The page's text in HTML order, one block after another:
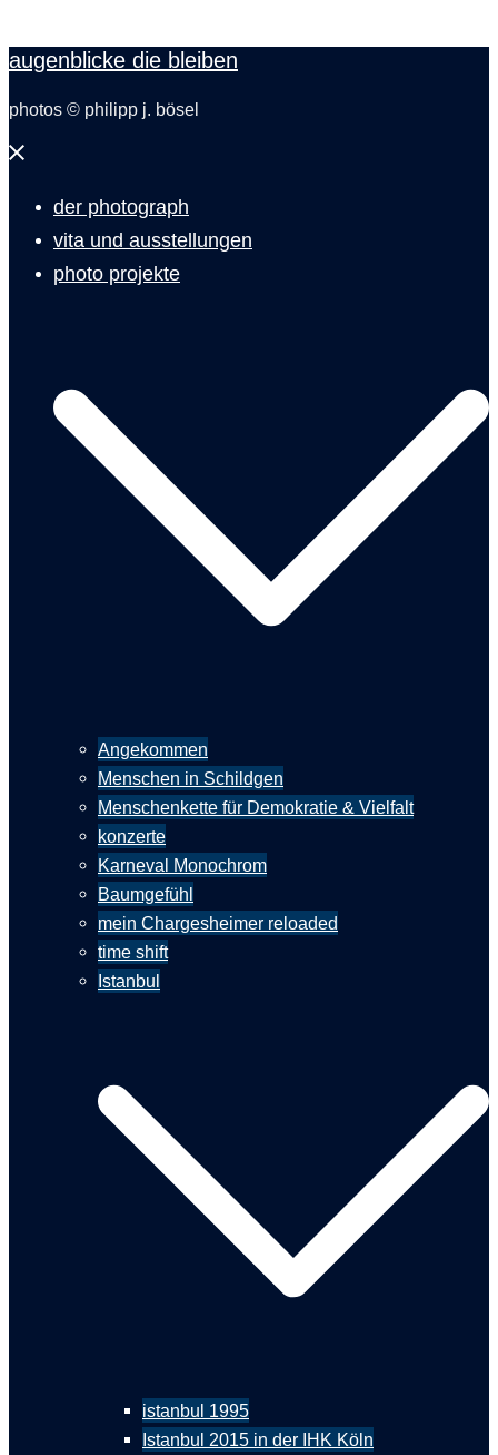
augenblicke die bleiben
photos © philipp j. bösel
Menü
der photograph
vita und ausstellungen
photo projekte
Angekommen
Menschen in Schildgen
Menschenkette für Demokratie & Vielfalt
konzerte
Karneval Monochrom
Baumgefühl
mein Chargesheimer reloaded
time shift
Istanbul
istanbul 1995
Istanbul 2015 in der IHK Köln